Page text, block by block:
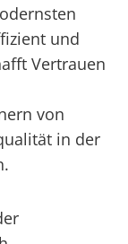
und
Vertrauen
von
in der